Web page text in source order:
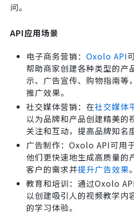
问。
API应用场景
电子商务营销： Oxolo API
帮助商家创建各种类型的产
示、广告宣传、购物指南等
推广效果。
社交媒体营销：在社交媒体
以为品牌和产品创建精美的
关注和互动，提高品牌知名
广告制作：Oxolo API可用
他们更快速地生成高质量的
客户的需求并提升广告效果。
教育和培训：通过Oxolo
以创建吸引人的视频教学内
的学习体验。